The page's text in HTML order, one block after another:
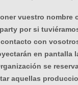
vuestro nombre
por si
con
en pantalla
se
aquellas